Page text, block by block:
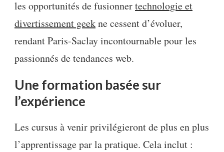
les opportunités de fusionnertechnologie et
divertissement geekne cessent d’évoluer,
rendant Paris-Saclay incontournable pour les
passionnés de tendances web.
Une formation basée sur
l’expérience
Les cursus à venir privilégieront de plus en plus
l’apprentissage par la pratique. Cela inclut :